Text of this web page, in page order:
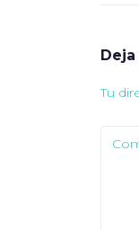
Tu